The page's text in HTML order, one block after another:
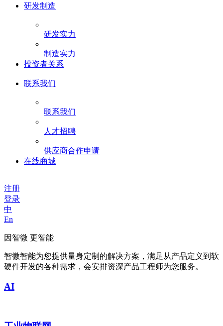
研发制造
研发实力
制造实力
投资者关系
联系我们
联系我们
人才招聘
供应商合作申请
在线商城
注册
登录
中
En
因智微 更智能
智微智能为您提供量身定制的解决方案，满足从产品定义到软
硬件开发的各种需求，会安排资深产品工程师为您服务。
AI